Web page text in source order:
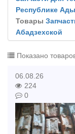
Республике
Товары
Абадзехской
Показано
06.08.26
224
0